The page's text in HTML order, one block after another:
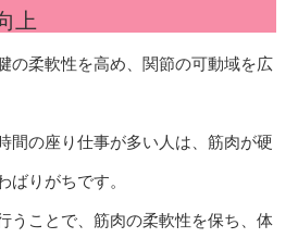
上
の柔軟性を高め、関節の可動域を広
間の座り仕事が多い人は、筋肉が硬
ばりがちです。
うことで、筋肉の柔軟性を保ち、体